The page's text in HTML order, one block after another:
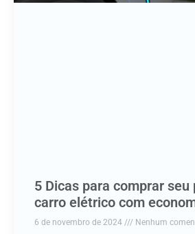
5 Dicas para comprar seu
carro elétrico com
6 de novembro de 2024 Nenhum